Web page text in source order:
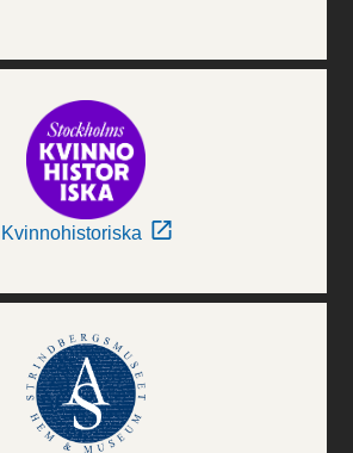
Kvinnohistoriska